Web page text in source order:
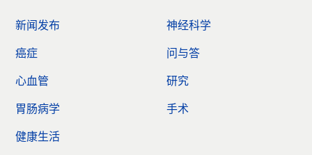
新闻发布
癌症
心血管
胃肠病学
健康生活
神经科学
问与答
研究
手术